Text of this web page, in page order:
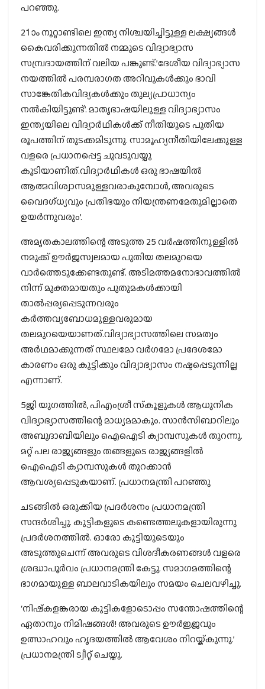
പറഞ്ഞു.
21ാം നൂറ്റാണ്ടിലെ ഇന്ത്യ നിശ്ചയിച്ചിട്ടുള്ള ലക്ഷ്യങ്ങള്‍
കൈവരിക്കുന്നതില്‍ നമ്മുടെ വിദ്യാഭ്യാസ
സമ്പ്രദായത്തിന് വലിയ പങ്കുണ്ട്.’ദേശീയ വിദ്യാഭ്യാസ
നയത്തില്‍ പരമ്പരാഗത അറിവുകള്‍ക്കും ഭാവി
സാങ്കേതികവിദ്യകള്‍ക്കും തുല്യപ്രാധാന്യം
നല്‍കിയിട്ടുണ്ട്’. മാതൃഭാഷയിലുള്ള വിദ്യാഭ്യാസം
ഇന്ത്യയിലെ വിദ്യാര്‍ഥികള്‍ക്ക് നീതിയുടെ പുതിയ
രൂപത്തിന് തുടക്കമിടുന്നു. സാമൂഹ്യനീതിയിലേക്കുള്ള
വളരെ പ്രധാനപ്പെട്ട ചുവടുവയ്പു
കൂടിയാണിത്.വിദ്യാര്‍ഥികള്‍ ഒരു ഭാഷയില്‍
ആത്മവിശ്വാസമുള്ളവരാകുമ്പോള്‍, അവരുടെ
വൈദഗ്ധ്യവും പ്രതിഭയും നിയന്ത്രണമേതുമില്ലാതെ
ഉയര്‍ന്നുവരും’.
അമൃതകാലത്തിന്റെ അടുത്ത 25 വര്‍ഷത്തിനുള്ളില്‍
നമുക്ക് ഊര്‍ജസ്വലമായ പുതിയ തലമുറയെ
വാര്‍ത്തെടുക്കേണ്ടതുണ്ട്. അടിമത്തമനോഭാവത്തില്‍
നിന്ന് മുക്തമായതും പുതുമകള്‍ക്കായി
താല്‍പ്പര്യപ്പെടുന്നവരും
കര്‍ത്തവ്യബോധമുള്ളവരുമായ
തലമുറയെയാണത്.വിദ്യാഭ്യാസത്തിലെ സമത്വം
അര്‍ഥമാക്കുന്നത് സ്ഥലമോ വര്‍ഗമോ പ്രദേശമോ
കാരണം ഒരു കുട്ടിക്കും വിദ്യാഭ്യാസം നഷ്ടപ്പെടുന്നില്ല
എന്നാണ്.
5ജി യുഗത്തില്‍, പിഎംശ്രീ സ്‌കൂളുകള്‍ ആധുനിക
വിദ്യാഭ്യാസത്തിന്റെ മാധ്യമമാകും. സാന്‍സിബാറിലും
അബുദാബിയിലും ഐഐടി ക്യാമ്പസുകള്‍ തുറന്നു.
മറ്റ് പല രാജ്യങ്ങളും തങ്ങളുടെ രാജ്യങ്ങളില്‍
ഐഐടി ക്യാമ്പസുകള്‍ തുറക്കാന്‍
ആവശ്യപ്പെടുകയാണ്. പ്രധാനമന്ത്രി പറഞ്ഞു
ചടങ്ങില്‍ ഒരുക്കിയ പ്രദര്‍ശനം പ്രധാനമന്ത്രി
സന്ദര്‍ശിച്ചു. കുട്ടികളുടെ കണ്ടെത്തലുകളായിരുന്നു
പ്രദര്‍ശനത്തില്‍. ഓരോ കുട്ടിയുടെയും
അടുത്തുചെന്ന് അവരുടെ വിശദീകരണങ്ങള്‍ വളരെ
ശ്രദ്ധാപൂര്‍വം പ്രധാനമന്ത്രി കേട്ടു. സമാഗമത്തിന്റെ
ഭാഗമായുള്ള ബാലവാടികയിലും സമയം ചെലവഴിച്ചു.
‘നിഷ്‌കളങ്കരായ കുട്ടികളോടൊപ്പം സന്തോഷത്തിന്റെ
ഏതാനും നിമിഷങ്ങള്‍! അവരുടെ ഊര്‍ജ്ജവും
ഉത്സാഹവും ഹൃദയത്തില്‍ ആവേശം നിറയ്ക്കുന്നു.’
പ്രധാനമന്ത്രി ട്വീറ്റ് ചെയ്തു.